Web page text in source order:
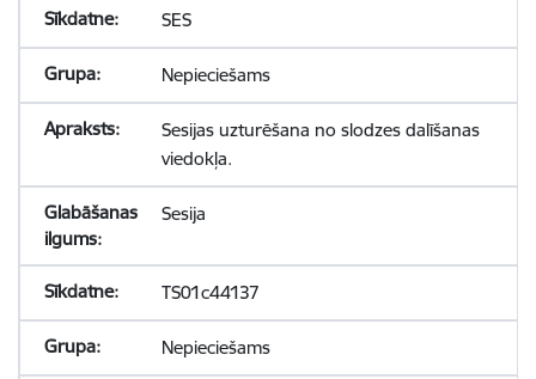
SES
Nepieciešams
Sesijas uzturēšana no slodzes dalīšanas
viedokļa.
Sesija
TS01c44137
Nepieciešams